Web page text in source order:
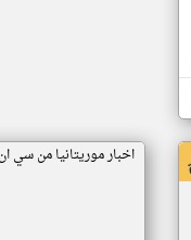
اخبار موريتانيا من سي